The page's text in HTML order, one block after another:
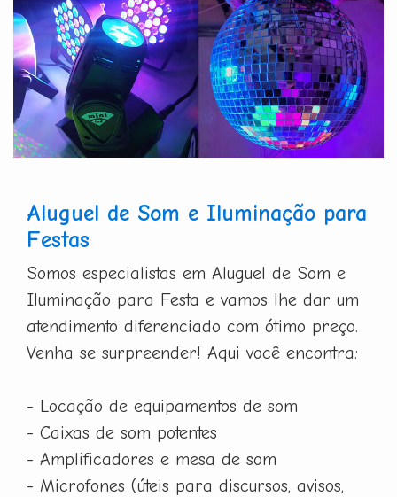
Aluguel de Som e Iluminação para
Festas
Somos especialistas em Aluguel de Som e
Iluminação para Festa e vamos lhe dar um
atendimento diferenciado com ótimo preço.
Venha se surpreender! Aqui você encontra:
- Locação de equipamentos de som
- Caixas de som potentes
- Amplificadores e mesa de som
- Microfones (úteis para discursos, avisos,